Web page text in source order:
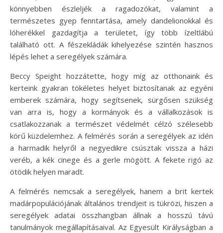
könnyebben észleljék a ragadozókat, valamint a
természetes gyep fenntartása, amely dandelionokkal és
lóherékkel gazdagítja a területet, így több ízeltlábú
található ott. A fészekládák kihelyezése szintén hasznos
lépés lehet a seregélyek számára.
Beccy Speight hozzátette, hogy míg az otthonaink és
kerteink gyakran tökéletes helyet biztosítanak az egyéni
emberek számára, hogy segítsenek, sürgősen szükség
van arra is, hogy a kormányok és a vállalkozások is
csatlakozzanak a természet védelmét célzó szélesebb
körű küzdelemhez. A felmérés során a seregélyek az idén
a harmadik helyről a negyedikre csúsztak vissza a házi
veréb, a kék cinege és a gerle mögött. A fekete rigó az
ötödik helyen maradt.
A felmérés nemcsak a seregélyek, hanem a brit kertek
madárpopulációjának általános trendjeit is tükrözi, hiszen a
seregélyek adatai összhangban állnak a hosszú távú
tanulmányok megállapításaival. Az Egyesült Királyságban a